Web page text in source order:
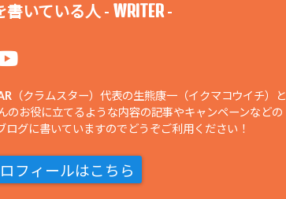
書いている人 - WRITER-
（クラムスター）代表の生熊康一（イクマコウイチ）と
のお役に立てるような内容の記事やキャンペーンなどの
ログに書いていますのでどうぞご利用ください！
フィールはこちら